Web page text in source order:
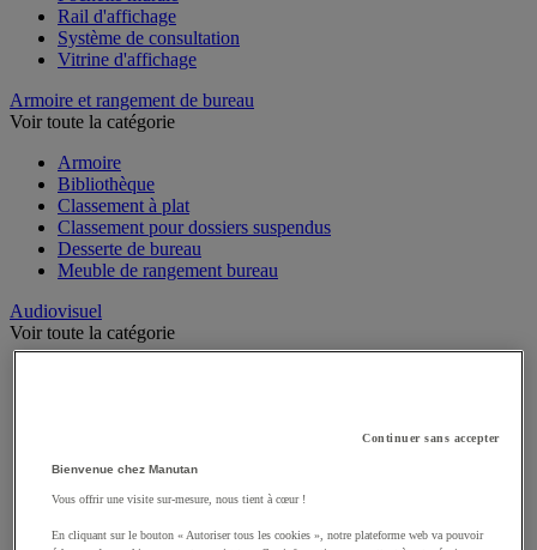
Pochette murale
Rail d'affichage
Système de consultation
Armoire et rangement de bureau
Armoire
Bibliothèque
Classement à plat
Classement pour dossiers suspendus
Desserte de bureau
Audiovisuel
Voir toute la catégorie
Équipement audio et Hi-Fi
Matériel de projection et vidéoprojection
Studio Web radio et vidéo
Continuer sans accepter
Bienvenue chez Manutan
Vous offrir une visite sur-mesure, nous tient à cœur !
En cliquant sur le bouton « Autoriser tous les cookies », notre plateforme web va pouvoir